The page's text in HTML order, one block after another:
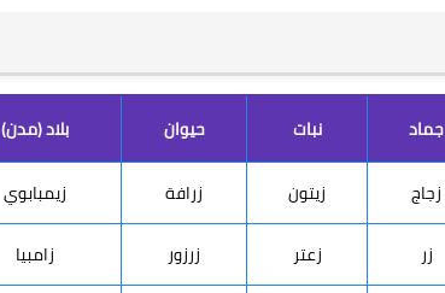
جماد نبات حيوان بلاد (مدن)
زجاج زيتون زرافة
زيمبابوي
زر زعتر زرزور
زامبيا